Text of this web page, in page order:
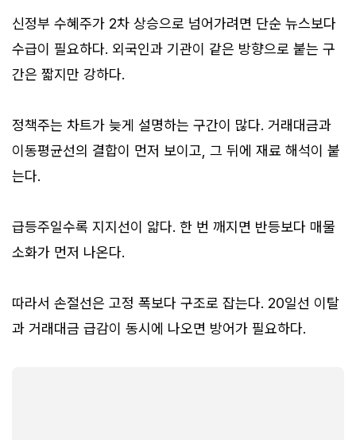
신정부 수혜주가 2차 상승으로 넘어가려면 단순 뉴스보다
수급이 필요하다. 외국인과 기관이 같은 방향으로 붙는 구
간은 짧지만 강하다.
정책주는 차트가 늦게 설명하는 구간이 많다. 거래대금과
이동평균선의 결합이 먼저 보이고, 그 뒤에 재료 해석이 붙
는다.
급등주일수록 지지선이 얇다. 한 번 깨지면 반등보다 매물
소화가 먼저 나온다.
따라서 손절선은 고정 폭보다 구조로 잡는다. 20일선 이탈
과 거래대금 급감이 동시에 나오면 방어가 필요하다.